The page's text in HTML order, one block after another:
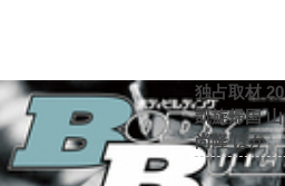
独占取材
凱旋帰国
尚隆 ほか